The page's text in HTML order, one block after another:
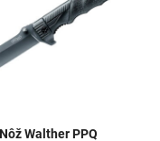
Nôž Walther PPQ